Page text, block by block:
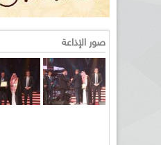
صور الإذاعة